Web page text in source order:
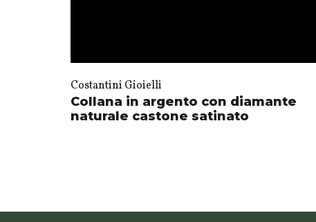
Costantini Gioielli
Collana in argento con diamante
naturale castone satinato